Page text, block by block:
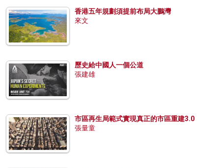
香港五年規劃須提前布局大鵬灣
來文
歷史給中國人一個公道
張建雄
市區再生局範式實現真正的市區重建3.0
張量童